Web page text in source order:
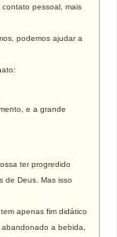
pessoal, mais
podemos ajudar a
e a grande
ter progredido
de Deus. Mas isso
apenas fim didático
a bebida,